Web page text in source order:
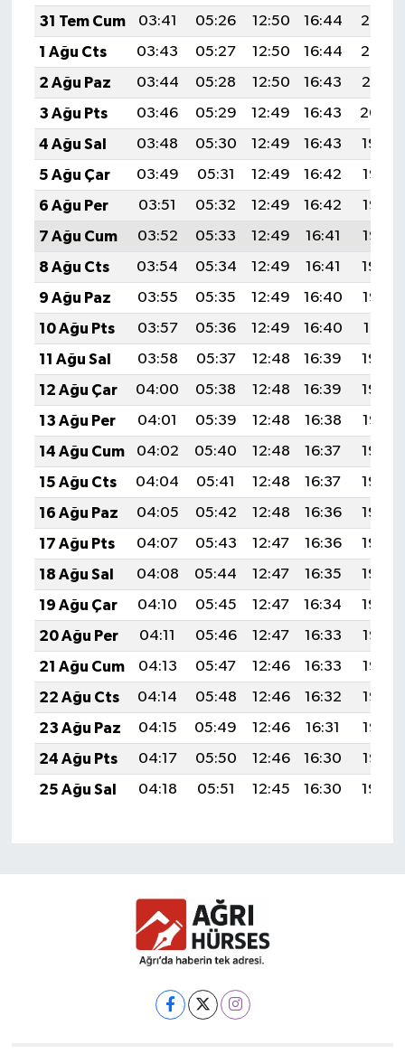
31 Tem Cum
03:41 05:26 12:50 16:44
20:03
1 Ağu Cts
03:43 05:27 12:50 16:44
20:02
2 Ağu Paz
03:44 05:28 12:50 16:43
20:01
3 Ağu Pts
03:46 05:29 12:49 16:43
20:00
4 Ağu Sal
03:48 05:30 12:49 16:43
19:59
5 Ağu Çar
03:49 05:31 12:49 16:42
19:58
6 Ağu Per
03:51 05:32 12:49 16:42
19:56
7 Ağu Cum
03:52 05:33 12:49 16:41
19:55
8 Ağu Cts
03:54 05:34 12:49 16:41
19:54
9 Ağu Paz
03:55 05:35 12:49 16:40
19:53
10 Ağu Pts
03:57 05:36 12:49 16:40
19:51
11 Ağu Sal
03:58 05:37 12:48 16:39
19:50
12 Ağu Çar
04:00 05:38 12:48 16:39
19:49
13 Ağu Per
04:01 05:39 12:48 16:38
19:47
14 Ağu Cum
04:02 05:40 12:48 16:37
19:46
15 Ağu Cts
04:04 05:41 12:48 16:37
19:45
16 Ağu Paz
04:05 05:42 12:48 16:36
19:43
17 Ağu Pts
04:07 05:43 12:47 16:36
19:42
18 Ağu Sal
04:08 05:44 12:47 16:35
19:40
19 Ağu Çar
04:10 05:45 12:47 16:34
19:39
20 Ağu Per
04:11 05:46 12:47 16:33
19:38
21 Ağu Cum
04:13 05:47 12:46 16:33
19:36
22 Ağu Cts
04:14 05:48 12:46 16:32
19:35
23 Ağu Paz
04:15 05:49 12:46 16:31
19:33
24 Ağu Pts
04:17 05:50 12:46 16:30
19:32
25 Ağu Sal
04:18 05:51 12:45 16:30 19:30